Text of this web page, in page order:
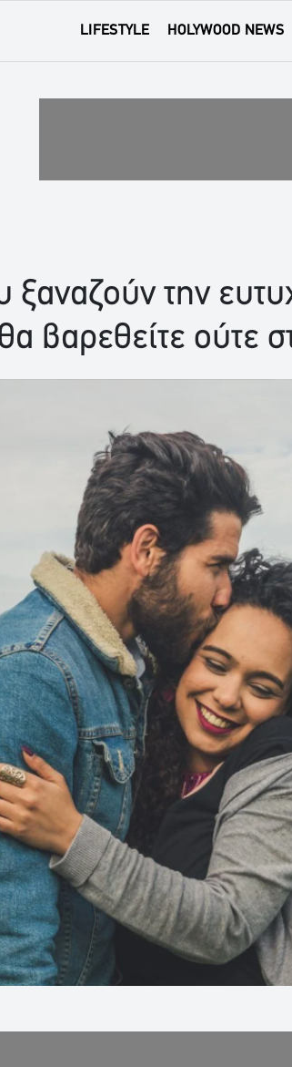
LIFESTYLE HOLYWOOD NEWS
την
βαρεθείτε ούτε